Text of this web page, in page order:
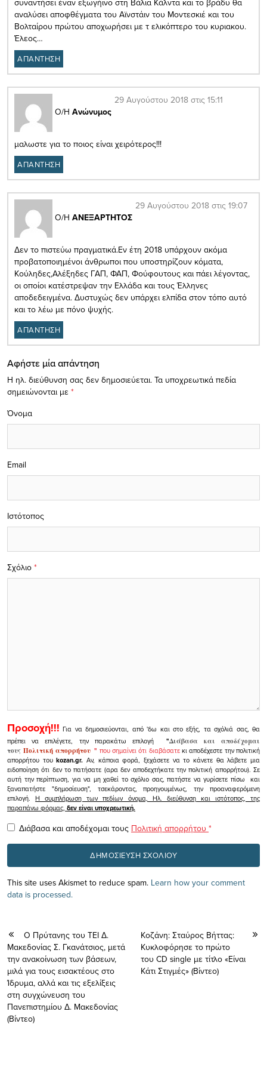
αναλύσει αποφθέγματα του Αϊνστάιν του Μοντεσκιέ και του
Βολταίρου πρώτου αποχωρήσει με τ ελικόπτερο του κυριακου.
Έλεος…
ΑΠΑΝΤΗΣΗ
Ο/Η Ανώνυμος
29 Αυγούστου 2018 στις 15:11
μαλωστε για το ποιος είναι χειρότερος!!!
ΑΠΑΝΤΗΣΗ
Ο/Η ΑΝΕΞΑΡΤΗΤΟΣ
29 Αυγούστου 2018 στις 19:07
Δεν το πιστεύω πραγματικά.Εν έτη 2018 υπάρχουν ακόμα
προβατοποιημένοι άνθρωποι που υποστηρίζουν κόματα,
Κούληδες,Αλέξηδες ΓΑΠ, ΦΑΠ, Φούφουτους και πάει λέγοντας,
οι οποίοι κατέστρεψαν την Ελλάδα και τους Έλληνες
αποδεδειγμένα. Δυστυχώς δεν υπάρχει ελπίδα στον τόπο αυτό
και το λέω με πόνο ψυχής.
ΑΠΑΝΤΗΣΗ
Αφήστε μία απάντηση
Η ηλ. διεύθυνση σας δεν δημοσιεύεται. Τα υποχρεωτικά πεδία
σημειώνονται με *
Σχόλιο *
Όνομα
Email
Ιστότοπος
Προσοχή!!! Για να δημοσιεύονται, από 'δω και στο εξής, τα σχόλιά σας, θα
πρέπει να επιλέγετε, την παρακάτω επιλογή
"Διάβασα και αποδέχομαι
τουςΠολιτική απορρήτου" που σημαίνει ότι διαβάσατεκι αποδέχεστε την πολιτική
απορρήτου τουkozan.gr. Αν, κάποια φορά, ξεχάσετε να το κάνετε θα λάβετε μια
ειδοποίηση ότι δεν το πατήσατε (αρα δεν αποδεχτήκατε την πολιτική απορρήτου). Σε
αυτή την περίπτωση, για να μη χαθεί το σχόλιο σας, πατήστε να γυρίσετε πίσω και
ξαναπατήστε "δημοσίευση", τσεκάροντας, προηγουμένως, την προαναφερόμενη
επιλογή.Η συμπλήρωση των πεδίων όνομα, Ηλ. διεύθυνση και ιστότοπος, της
παραπάνω φόρμας, δεν είναι υποχρεωτική.
Διάβασα και αποδέχομαι τους Πολιτική απορρήτου *
This site uses Akismet to reduce spam. Learn how your comment
data is processed.
Ο Πρύτανης του ΤΕΙ Δ.
Μακεδονίας Σ. Γκανάτσιος, μετά
την ανακοίνωση των βάσεων,
μιλά για τους εισακτέους στο
Ίδρυμα, αλλά και τις εξελίξεις
στη συγχώνευση του
Πανεπιστημίου Δ. Μακεδονίας
(Βίντεο)
Κοζάνη: Σταύρος Βήττας:
Kυκλοφόρησε το πρώτο
του CD single με τίτλο «Είναι
Κάτι Στιγμές» (Βίντεο)